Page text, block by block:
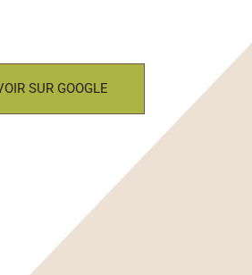
SUR GOOGLE